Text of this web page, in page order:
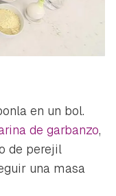
en un bol.
de garbanzo,
de perejil
una masa